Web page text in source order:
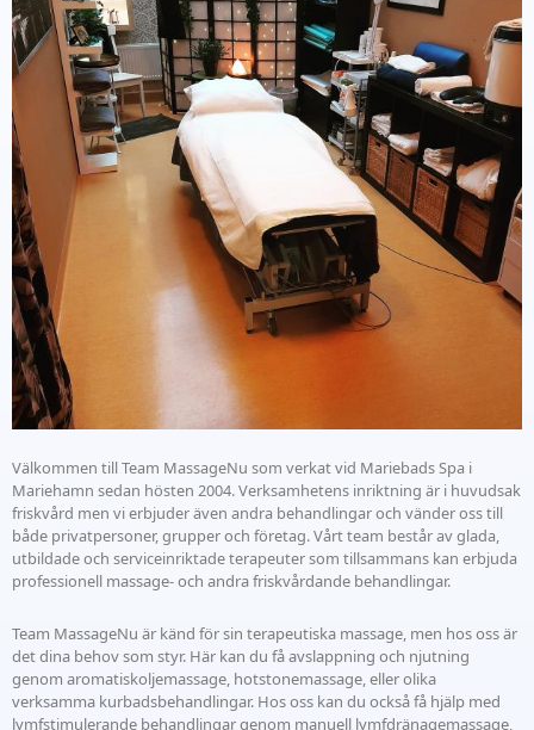
Välkommen till Team MassageNu som verkat vid Mariebads Spa i
Mariehamn sedan hösten 2004. Verksamhetens inriktning är i huvudsak
friskvård men vi erbjuder även andra behandlingar och vänder oss till
både privatpersoner, grupper och företag. Vårt team består av glada,
utbildade och serviceinriktade terapeuter som tillsammans kan erbjuda
professionell massage- och andra friskvårdande behandlingar.
Team MassageNu är känd för sin terapeutiska massage, men hos ossär
det dina behov som styr. Här kan du fåavslappning och njutning
genom aromatiskoljemassage, hotstonemassage, eller olika
verksamma kurbadsbehandlingar. Hos oss kan du också få hjälp med
lymfstimulerande behandlingar genom manuell lymfdränagemassage,